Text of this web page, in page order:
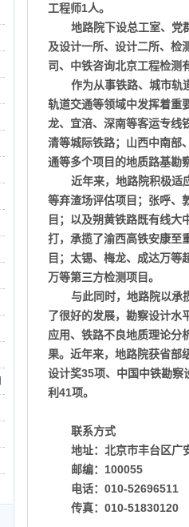
工程师1人。
地路院下设总工室、党
及设计一所、设计二所、检
司、中铁咨询北京工程检测
作为从事铁路、城市轨
轨道交通等领域中发挥着重
龙、宜涪、深南等客运专线
清等城际铁路；山西中南部
通等多个项目的地质路基勘
近年来，地路院积极适
等弃渣场评估项目；张呼、
目；以及朔黄铁路既有线大
打，承揽了渝西高铁安康至
目；太锡、梅龙、成达万等
万等第三方检测项目。
与此同时，地路院以承
了很好的发展，勘察设计水
应用、铁路不良地质理论分
果。近年来，地路院获省部
设计奖35项、中国中铁勘察
利 41项。
联系方式
地址：北京市丰台区广
邮编： 100055
电话：010-52696511
传真：010-51830120